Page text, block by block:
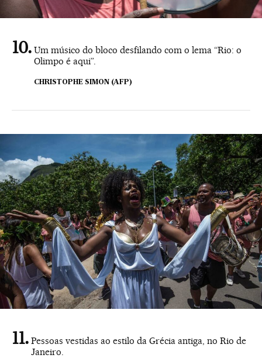
Um músico do bloco desfilando com o lema “Rio: o
Olimpo é aqui”.
CHRISTOPHE SIMON (AFP)
Pessoas vestidas ao estilo da Grécia antiga, no Rio de
Janeiro.